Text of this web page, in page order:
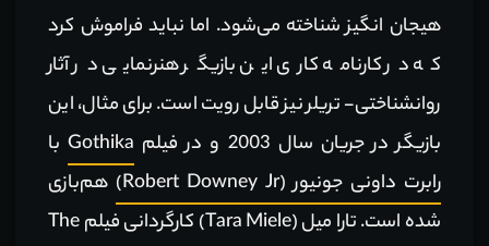
هیجان انگیز شناخته می‌شود. اما نباید فراموش کرد
که در کارنامه کاری این بازیگر هنرنمایی در آثار
روانشناختی- تریلر نیز قابل رویت است. برای مثال، این
بازیگر در جریان سال 2003 و در فیلم
Gothikaبا
رابرت داونی جونیور (Robert Downey Jr)
هم‌بازی
شده است. تارا میل (Tara Miele) کارگردانی فیلم The